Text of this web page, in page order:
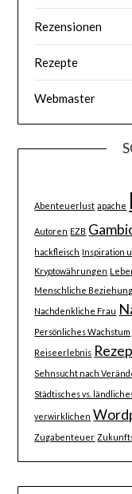
Rezensionen
Rezepte
Webmaster
Abenteuerlust apache
Autoren EZB
hackfleisch Inspiration
Kryptowährungen
Menschliche
Nachdenkliche Frau
Persönliches Wachstum
Reiseerlebnis
Sehnsucht nach
Städtisches vs.
verwirklichen
Zugabenteuer